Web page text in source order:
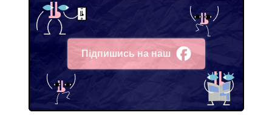
Підпишись на наш
Facebook